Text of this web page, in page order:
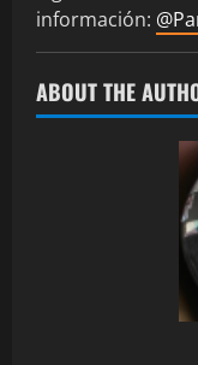
información:
ABOUT THE